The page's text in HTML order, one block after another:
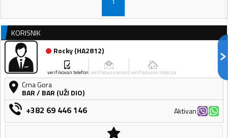
KORISNIK
Rocky(HA2812)
verifikovan telefon verifikovan email verifikovana lokacija
Crna Gora
BAR/ BAR (UŽI DIO)
+382 69 446 146 Aktivan